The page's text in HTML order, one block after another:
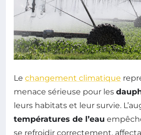
Le changement climatique
menace sérieuse pour les
leurs habitats et leur survie.
températures de l’eau
se refroidir correctement,